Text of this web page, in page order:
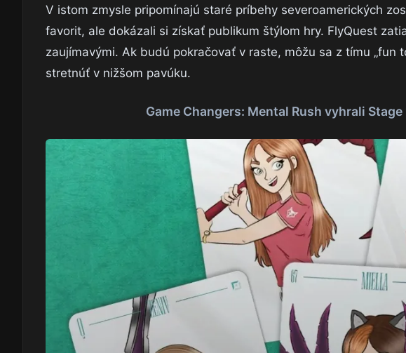
V istom zmysle pripomínajú staré príbehy severoamerických
favorit, ale dokázali si získať publikum štýlom hry. FlyQuest
zaujímavými. Ak budú pokračovať v raste, môžu sa z tímu
stretnúť v nižšom pavúku.
Game Changers: Mental Rush vyhrali